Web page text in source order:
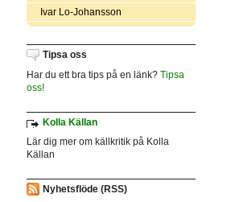
Ivar Lo-Johansson
Tipsa oss
Har du ett bra tips på en länk? Tipsa
oss!
Kolla Källan
Lär dig mer om källkritik på Kolla
Källan
Nyhetsflöde (RSS)